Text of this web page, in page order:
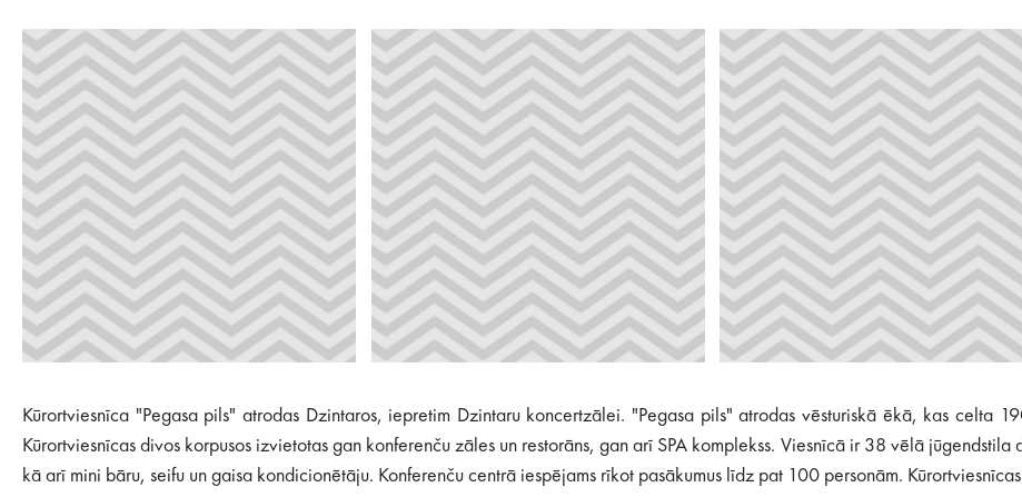
Kūrortviesnīca "Pegasa pils" atrodas Dzintaros, iepretim Dzintaru koncertzālei. "Pegasa pils" atrodas vēsturiskā ēkā, kas celta
Kūrortviesnīcas divos korpusos izvietotas gan konferenču zāles un restorāns, gan arī SPA komplekss. Viesnīcā ir 38 vēlā
kā arī mini bāru, seifu un gaisa kondicionētāju. Konferenču centrā iespējams rīkot pasākumus līdz pat 100 personām.